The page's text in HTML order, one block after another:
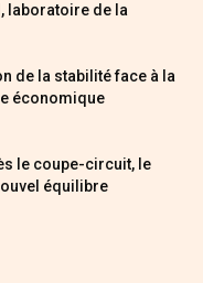
laboratoire de la
de la stabilité face à la
économique
le coupe-circuit, le
équilibre